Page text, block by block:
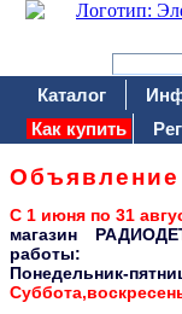
Каталог
Как купить
Объявление
С 1 июня по 31
магазин
работы:
Понедельник-